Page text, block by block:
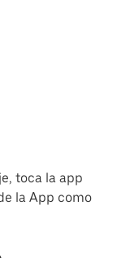
toca la app
la App como